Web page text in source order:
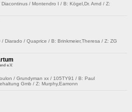
/ Montendro I / B: Kögel,Dr. Arnd / Z:
Diarado / Quaprice / B: Brinkmeier,Theresa / Z: ZG
e.V.
/ Grundyman xx / 105TY91 / B: Paul
Gmb / Z: Murphy,Eamonn